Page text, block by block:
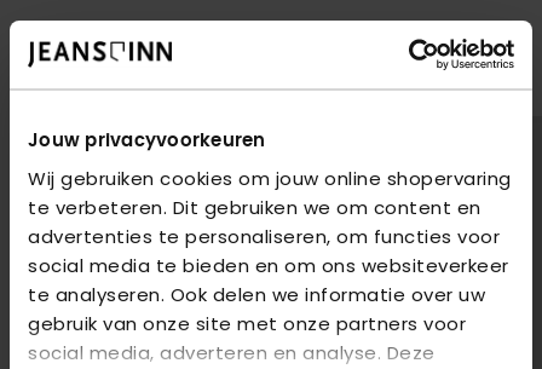
Jouw privacyvoorkeuren
Wij gebruiken cookies om jouw online shopervaring
te verbeteren. Dit gebruiken we om content en
advertenties te personaliseren, om functies voor
social media te bieden en om ons websiteverkeer
te analyseren. Ook delen we informatie over uw
gebruik van onze site met onze partners voor
social media, adverteren en analyse. Deze
AANBEVOLEN VOOR JOU
shop hier de meest recente jeans van Only